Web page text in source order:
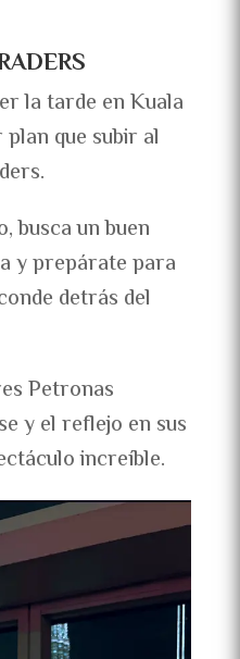
la tarde en Kuala
que subir al
busca un buen
y prepárate para
detrás del
Petronas
y el reflejo en sus
increíble.